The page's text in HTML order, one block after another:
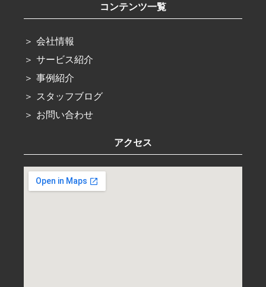
コンテンツ一覧
会社情報
サービス紹介
事例紹介
スタッフブログ
お問い合わせ
アクセス